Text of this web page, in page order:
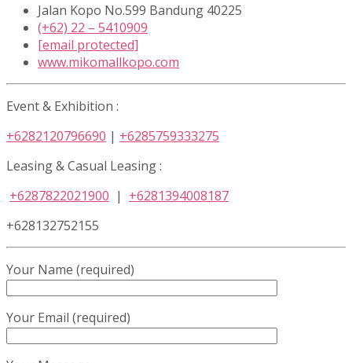
Jalan Kopo No.599 Bandung 40225
(+62) 22 – 5410909
[email protected]
www.mikomallkopo.com
Event & Exhibition :
+6282120796690 | +6285759333275
Leasing & Casual Leasing :
+6287822021900 | +6281394008187
+628132752155
Your Name (required)
Your Email (required)